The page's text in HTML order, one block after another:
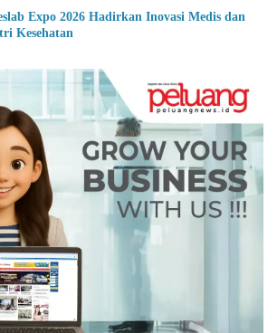
Expo 2026 Hadirkan Inovasi Medis dan
Kesehatan